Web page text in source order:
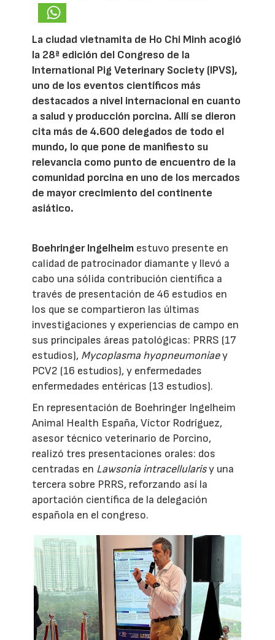
La ciudad vietnamita de Ho Chi Minh acogió
la 28ª edición del Congreso de la
International Pig Veterinary Society (IPVS),
uno de los eventos científicos más
destacados a nivel internacional en cuanto
a salud y producción porcina. Allí se dieron
cita más de 4.600 delegados de todo el
mundo, lo que pone de manifiesto su
relevancia como punto de encuentro de la
comunidad porcina en uno de los mercados
de mayor crecimiento del continente
asiático.
Boehringer Ingelheim estuvo presente en
calidad de patrocinador diamante y llevó a
cabo una sólida contribución científica a
través de presentación de 46 estudios en
los que se compartieron las últimas
investigaciones y experiencias de campo en
sus principales áreas patológicas: PRRS (17
estudios), Mycoplasma hyopneumoniaey
PCV2 (16 estudios), y enfermedades
enfermedades entéricas (13 estudios).
En representación de Boehringer Ingelheim
Animal Health España, Víctor Rodríguez,
asesor técnico veterinario de Porcino,
realizó tres presentaciones orales: dos
centradas en Lawsonia intracellularisy una
tercera sobre PRRS, reforzando así la
aportación científica de la delegación
española en el congreso.